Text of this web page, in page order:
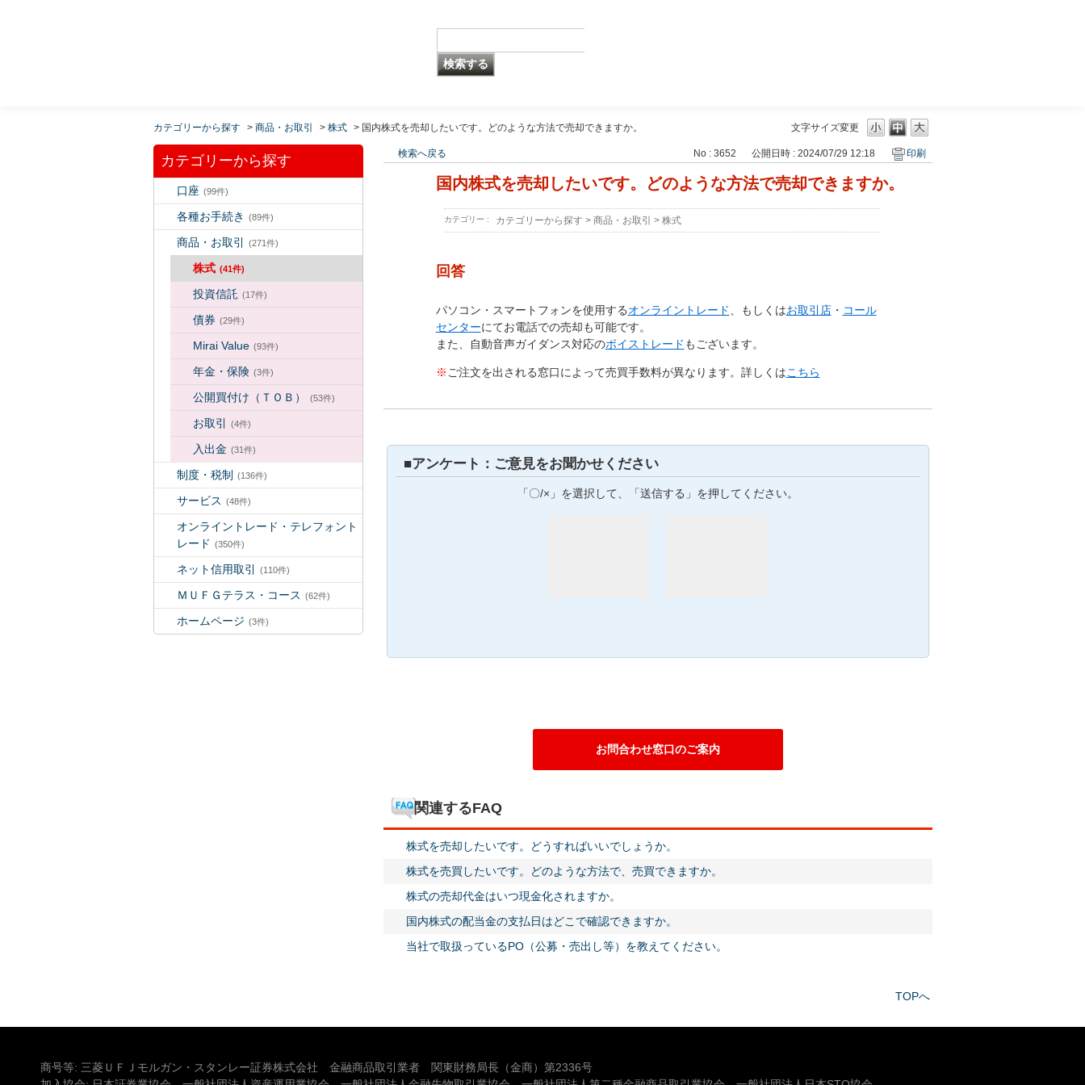
文字サイズ変更
カテゴリーから探す > 商品・お取引 > 株式 > 国内株式を売却したいです。どのような方法で売却できますか。
カテゴリーから探す
口座 (99件)
各種お手続き (89件)
商品・お取引 (271件)
株式 (41件)
投資信託 (17件)
債券 (29件)
Mirai Value (93件)
年金・保険 (3件)
公開買付け（ＴＯＢ） (53件)
お取引 (4件)
入出金 (31件)
制度・税制 (136件)
サービス (48件)
オンライントレード・テレフォント
レード (350件)
ネット信用取引 (110件)
ＭＵＦＧテラス・コース (62件)
ホームページ (3件)
検索へ戻る No : 3652 公開日時 : 2024/07/29 12:18 印刷
国内株式を売却したいです。どのような方法で売却できますか。
カテゴリー : カテゴリーから探す > 商品・お取引 > 株式
回答
パソコン・スマートフォンを使用するオンライントレード 、もしくはお取引店・ コール
センターにてお電話での売却も可能です。
また、自動音声ガイダンス対応のボイストレード もございます。
※ ご注文を出される窓口によって売買手数料が異なります。詳しくはこちら
■アンケート：ご意見をお聞かせください
「〇/×」を選択して、「送信する」を押してください。
お問合わせ窓口のご案内
関連するFAQ
株式を売却したいです。どうすればいいでしょうか。
株式を売買したいです。どのような方法で、売買できますか。
株式の売却代金はいつ現金化されますか。
国内株式の配当金の支払日はどこで確認できますか。
当社で取扱っているPO（公募・売出し等）を教えてください。
TOPへ
商号等: 三菱ＵＦＪモルガン・スタンレー証券株式会社 金融商品取引業者 関東財務局長（金商）第2336号